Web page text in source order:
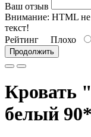
Ваш отзыв
Внимание: HTML не
текст!
Рейтинг Плохо
Продолжить
Кровать
белый